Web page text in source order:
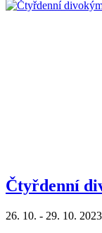
Čtyřdenní
26. 10. - 29. 10. 2023